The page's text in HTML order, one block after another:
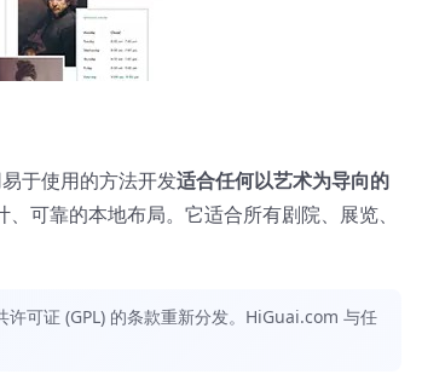
易于使用的方法开发适合任何以艺术为导向的
可靠的本地布局。它适合所有剧院、展览、
可证 (GPL) 的条款重新分发。HiGuai.com 与任